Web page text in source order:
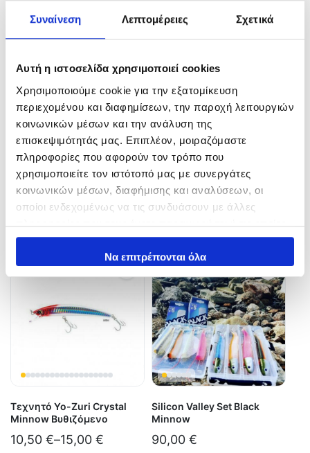
Συναίνεση Λεπτομέρειες Σχετικά
Αυτή η ιστοσελίδα χρησιμοποιεί cookies
Χρησιμοποιούμε cookie για την εξατομίκευση
περιεχομένου και διαφημίσεων, την παροχή λειτουργιών
κοινωνικών μέσων και την ανάλυση της
επισκεψιμότητάς μας. Επιπλέον, μοιραζόμαστε
πληροφορίες που αφορούν τον τρόπο που
χρησιμοποιείτε τον ιστότοπό μας με συνεργάτες
κοινωνικών μέσων, διαφήμισης και αναλύσεων, οι
οποίοι ενδεχομένως να τις συνδυάσουν με άλλες
πληροφορίες που τους έχετε παραχωρήσει ή τις οποίες
έχουν συλλέξει σε σχέση με την από μέρους σας χρήση
των υπηρεσιών τους.Να επιτρέπονται όλα
Κωδικός: R1355
Σώμα: Από ανθεκτική ρητίνη ABS
Βάρος: 14 γρ
Εξοπλισμός: 3 Σαλλαγκιές και Split Rings
Πρισματική Τεχνολογία 3D
Σύστημα Μεταφοράς Βάρους
Τεχνολογία Παραγωγής Κυματισμού
Βύθισμα: 1 – 1,5 μ
Τεχνητό Yo-Zuri Crystal
Minnow Βυθιζόμενο
10,50 €–15,00 €
Silicon Valley Set Black
Minnow
90,00 €